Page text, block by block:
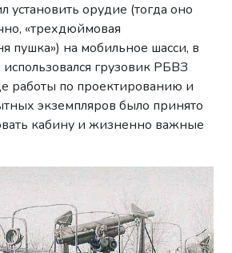
орудие (тогда оно
«трехдюймовая
пушка») на мобильное шасси, в
использовался грузовик РБВЗ
работы по проектированию и
экземпляров было принято
кабину и жизненно важные